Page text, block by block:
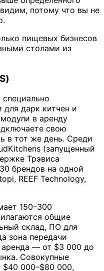
потому что вы не
пищевых бизнесов
столами из
дарк китчен и
в аренду
свою
в тот же день. Среди
(запущенный
Трэвиса
брендов на одной
REEF Technology,
150–300
общие
склад, ПО для
зона передачи
аренда — от $3 000 до
Совокупные
000–$80 000,